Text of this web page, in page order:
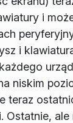
i
i
niskim
teraz
Ostatnie, ale